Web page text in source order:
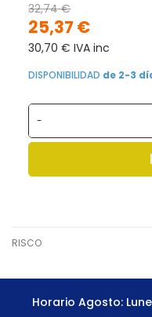
25,37 €
32,74 €
30,70 € IVA inc
DISPONIBILIDAD de 2-3
-
RISCO
Horario Agosto: